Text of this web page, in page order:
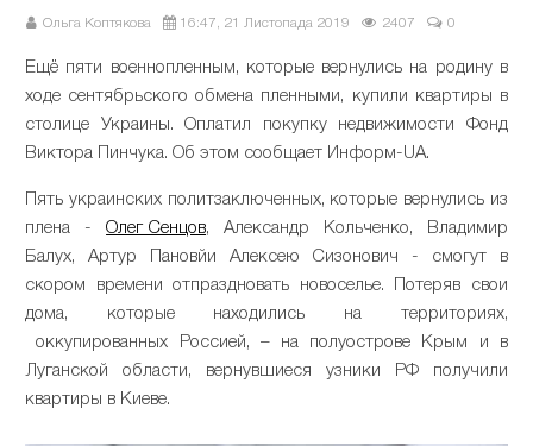
Ольга Коптякова 16:47, 21 Листопада 2019 2407 0
Ещё пяти военнопленным, которые вернулись на родину в
ходе сентябрьского обмена пленными, купили квартиры в
столице Украины. Оплатил покупку недвижимости Фонд
Виктора Пинчука. Об этом сообщает Информ-UA.
Пять украинских политзаключенных, которые вернулись из
плена -Олег Сенцов, Александр Кольченко, Владимир
Балух, Артур Пановйи Алексею Сизонович - смогут в
скором времени отпраздновать новоселье. Потеряв свои
дома, которые находились на территориях,
оккупированных Россией, – на полуострове Крым и в
Луганской области, вернувшиеся узники РФ получили
квартиры в Киеве.